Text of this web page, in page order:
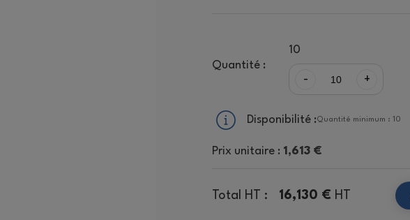
Quantité :
10
- +
Disponibilité :Quantité minimum : 10
Prix unitaire : 1,613 €
Total HT : 16,130 € HT